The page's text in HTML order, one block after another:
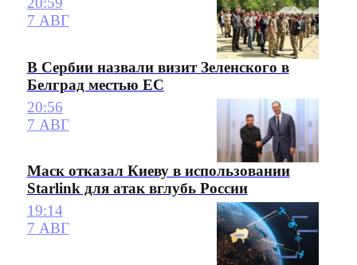
7 АВГ
В Сербии назвали визит Зеленского в
Белград местью ЕС
20:56
7 АВГ
Маск отказал Киеву в использовании
Starlink для атак вглубь России
19:14
7 АВГ